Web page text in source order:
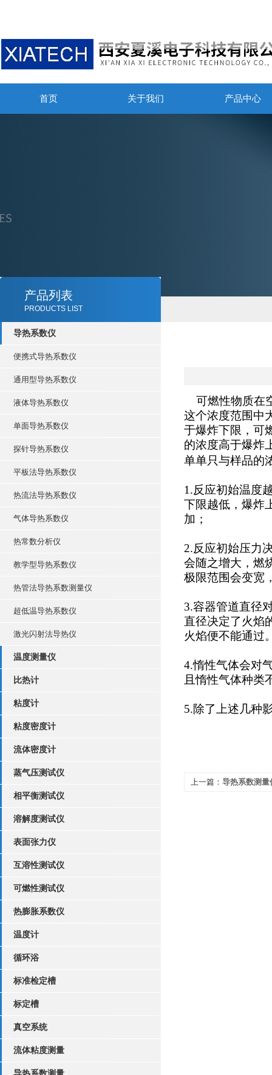
首页 关于我们 产品中心
产品列表
PRODUCTS LIST
导热系数仪
便携式导热系数仪
通用型导热系数仪
液体导热系数仪
单面导热系数仪
探针导热系数仪
平板法导热系数仪
热流法导热系数仪
气体导热系数仪
热常数分析仪
教学型导热系数仪
热管法导热系数测量仪
超低温导热系数仪
激光闪射法导热仪
温度测量仪
比热计
粘度计
粘度密度计
流体密度计
蒸气压测试仪
相平衡测试仪
溶解度测试仪
表面张力仪
互溶性测试仪
可燃性测试仪
热膨胀系数仪
温度计
循环浴
标准检定槽
标定槽
真空系统
流体粘度测量
可燃性物质在
这个浓度范围中
于爆炸下限，可
的浓度高于爆炸
单单只与样品的
1.反应初始温度
下限越低，爆炸
加；
2.反应初始压力
会随之增大，燃
极限范围会变宽
3.容器管道直径
直径决定了火焰
火焰便不能通过
4.惰性气体会对
且惰性气体种类
5.除了上述几种
上一篇： 导热系数测